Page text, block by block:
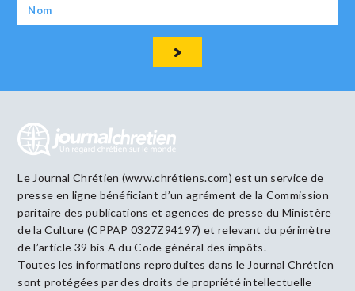
Le Journal Chrétien (www.chrétiens.com) est un service de
presse en ligne bénéficiant d’un agrément de la Commission
paritaire des publications et agences de presse du Ministère
de la Culture (CPPAP 0327Z94197) et relevant du périmètre
de l’article 39 bis A du Code général des impôts.
Toutes les informations reproduites dans le Journal Chrétien
sont protégées par des droits de propriété intellectuelle